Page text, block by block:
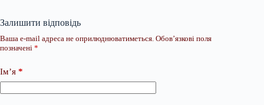
Залишити відповідь
Ваша e-mail адреса не оприлюднюватиметься. Обов’язкові поля
позначені *
Ім’я *